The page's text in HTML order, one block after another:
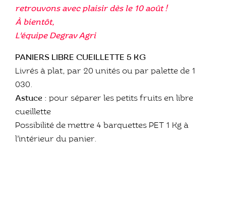
retrouvons avec plaisir dès le 10 août !
À bientôt,
L'équipe Degrav Agri
PANIERS LIBRE CUEILLETTE 5 KG
Livrés à plat, par 20 unités ou par palette de 1
030.
Astuce : pour séparer les petits fruits en libre
cueillette
Possibilité de mettre 4 barquettes PET 1 Kg à
l’intérieur du panier.